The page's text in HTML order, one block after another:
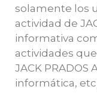
solamente los
actividad de
informativa
actividades
JACK PRADOS
informática,